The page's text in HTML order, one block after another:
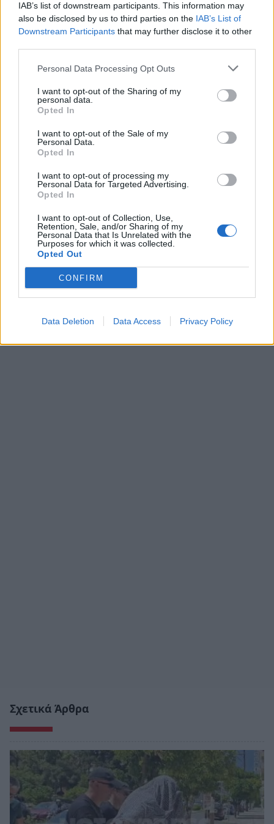
IAB’s list of downstream participants. This information may
also be disclosed by us to third parties on the IAB’s List of
Downstream Participants that may further disclose it to other
Personal Data Processing Opt Outs
I want to opt-out of the Sharing of my
personal data.
Opted In
I want to opt-out of the Sale of my
Personal Data.
Opted In
I want to opt-out of processing my
Personal Data for Targeted Advertising.
Opted In
I want to opt-out of Collection, Use,
Retention, Sale, and/or Sharing of my
Personal Data that Is Unrelated with the
Purposes for which it was collected.
Opted Out
CONFIRM
Data Deletion Data Access Privacy Policy
Την Τρίτη 16 Ιουλίου.
Όπως ανέφερε, οι λόγοι είναι «προφανείς» και
σχετίζονται με πολιτικές διαφωνίες.
Πότε αποχωρεί από τη θέση;
ή γίνει αποδεκτή η παραίτησή του.
ΝΟΣΟΚΟΜΕΙΟ ΣΠΑΡΤΗΣ
ΣΩΤΗΡΗΣ ΜΠΟΤΣΙΟΣ
ΠΑΡΑΙΤΗΣΗ
ΣΠΑΡΤΗ
Σχετικά Άρθρα